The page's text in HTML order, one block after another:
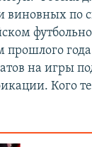
виновных по
на игры
Кого